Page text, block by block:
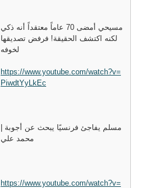
مسيحي أمضى 70 عاماً معتقداً أنه ذكي
لكنه اكتشف الحقيقة! فرفض تصديقها
لخوفه
https://www.youtube.com/watch?v=
PiwdtYyLkEc
مسلم يفاجئ فرنسيًا يبحث عن أجوبة |
محمد علي
https://www.youtube.com/watch?v=